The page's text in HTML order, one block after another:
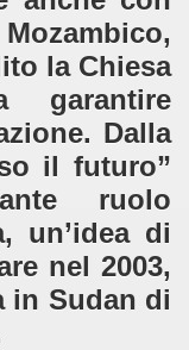
la Chiesa
garantire
Dalla
il futuro”
ruolo
un’idea di
nel 2003,
in Sudan di